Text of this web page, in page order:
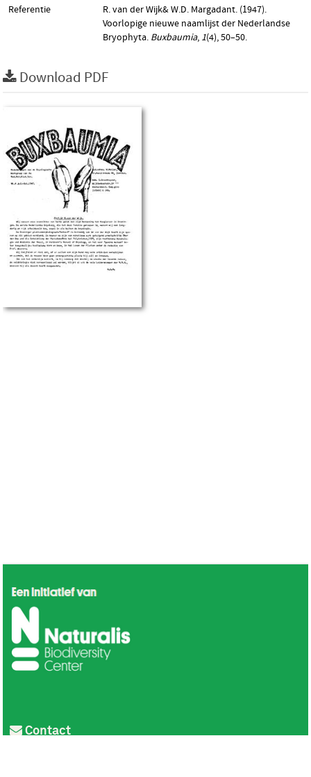
Referentie
R. van der Wijk& W.D. Margadant. (1947).
Voorlopige nieuwe naamlijst der Nederlandse
Bryophyta. Buxbaumia, 1(4), 50–50.
Download PDF
Contact